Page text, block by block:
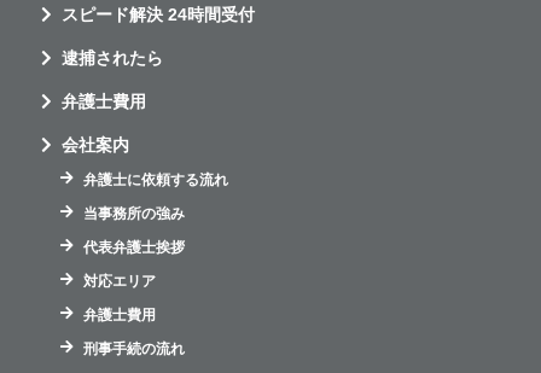
スピード解決 24時間受付
逮捕されたら
弁護士費用
会社案内
弁護士に依頼する流れ
当事務所の強み
代表弁護士挨拶
対応エリア
弁護士費用
刑事手続の流れ